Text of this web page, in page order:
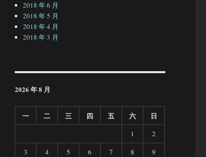
2018 年 6 月
2018 年 5 月
2018 年 4 月
2018 年 3 月
2026 年 8 月
一 二 三 四 五 六 日
1
2
3
4 5 6 7 8
9